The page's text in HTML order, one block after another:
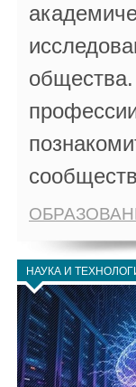
общества.
НАУКА И